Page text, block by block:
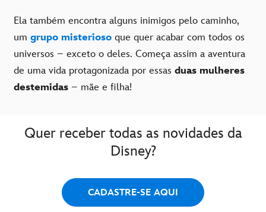
Ela também encontra alguns inimigos pelo caminho,
um grupo misterioso que quer acabar com todos os
universos – exceto o deles. Começa assim a aventura
de uma vida protagonizada por essas duas mulheres
destemidas – mãe e filha!
Quer receber todas as novidades da
Disney?
CADASTRE-SE AQUI